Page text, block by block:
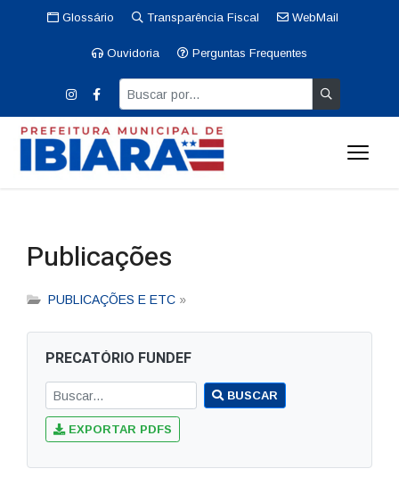
Glossário Transparência Fiscal WebMail
Ouvidoria Perguntas Frequentes
Publicações
PUBLICAÇÕES E ETC »
PRECATÓRIO FUNDEF
BUSCAR
EXPORTAR PDFS